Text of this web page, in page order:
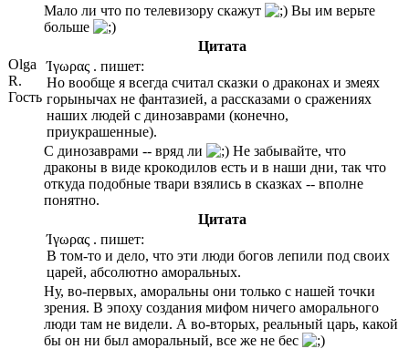
Olga
R.
Гость
Мало ли что по телевизору скажут
Вы им верьте
больше
Цитата
Ίγωρας . пишет:
Но вообще я всегда считал сказки о драконах и змеях
горынычах не фантазией, а рассказами о сражениях
наших людей с динозаврами (конечно,
приукрашенные).
С динозаврами -- вряд ли
Не забывайте, что
драконы в виде крокодилов есть и в наши дни, так что
откуда подобные твари взялись в сказках -- вполне
понятно.
Цитата
Ίγωρας . пишет:
В том-то и дело, что эти люди богов лепили под своих
царей, абсолютно аморальных.
Ну, во-первых, аморальны они только с нашей точки
зрения. В эпоху создания мифом ничего аморального
люди там не видели. А во-вторых, реальный царь, какой
бы он ни был аморальный, все же не бес